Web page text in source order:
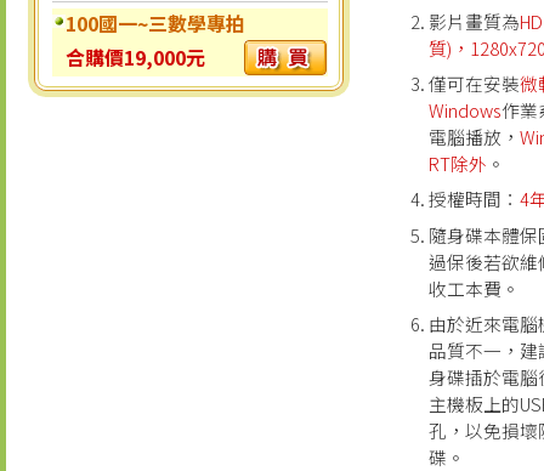
100國一~三數學專拍
合購價19,000元
影片畫質為
質)，
僅可在安裝微
Windows作業
電腦播放，
RT除外 。
授權時間：4
隨身碟本體保
過保後若欲維
收工本費。
由於近來電腦
品質不一，建
身碟插於電腦
主機板上的
孔，以免損壞
碟。